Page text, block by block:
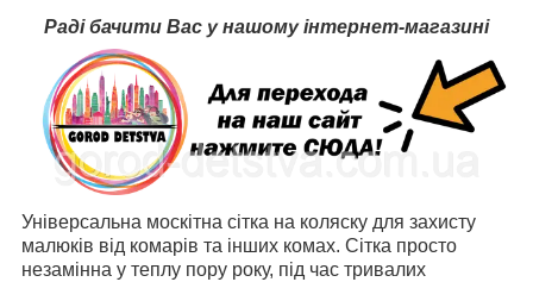
Раді бачити Вас у нашому інтернет-магазині
Універсальна москітна сітка на коляску для захисту
малюків від комарів та інших комах. Сітка просто
незамінна у теплу пору року, під час тривалих